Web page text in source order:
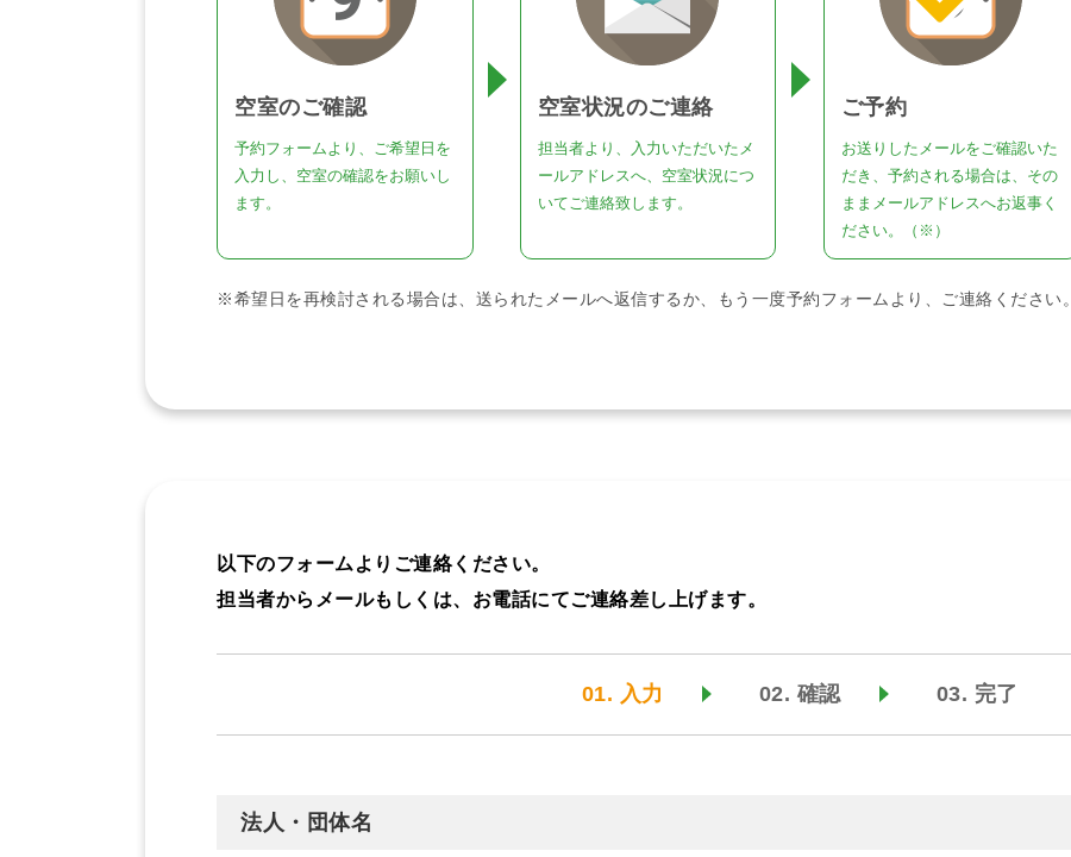
空室のご確認
予約フォームより、ご希望日を
入力し、空室の確認をお願いし
ます。
空室状況のご連絡
担当者より、入力いただいたメ
ールアドレスへ、空室状況につ
いてご連絡致します。
ご予約
お送りしたメールをご確認いた
だき、予約される場合は、その
ままメールアドレスへお返事く
ださい。（※）
※希望日を再検討される場合は、送られたメールへ返信するか、もう一度予約フォームより、ご連絡ください。
以下のフォームよりご連絡ください。
担当者からメールもしくは、お電話にてご連絡差し上げます。
01. 入力 02. 確認 03. 完了
法人・団体名